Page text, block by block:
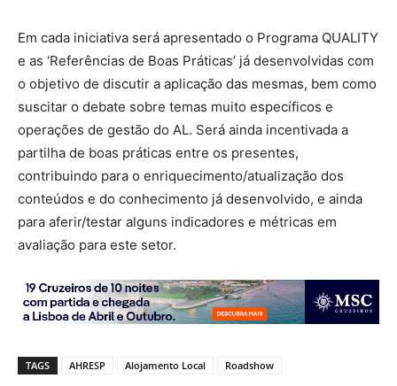
Em cada iniciativa será apresentado o Programa QUALITY
e as ‘Referências de Boas Práticas’ já desenvolvidas com
o objetivo de discutir a aplicação das mesmas, bem como
suscitar o debate sobre temas muito específicos e
operações de gestão do AL. Será ainda incentivada a
partilha de boas práticas entre os presentes,
contribuindo para o enriquecimento/atualização dos
conteúdos e do conhecimento já desenvolvido, e ainda
para aferir/testar alguns indicadores e métricas em
avaliação para este setor.
TAGS AHRESP Alojamento Local Roadshow